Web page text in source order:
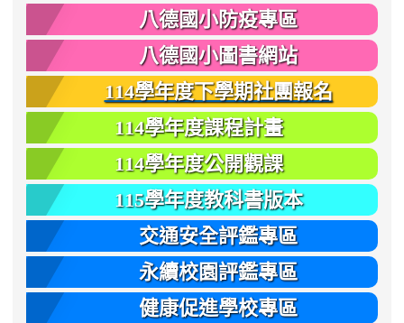
八德國小防疫專區
八德國小圖書網站
114學年度下學期社團報名
114學年度課程計畫
114學年度公開觀課
115學年度教科書版本
交通安全評鑑專區
永續校園評鑑專區
健康促進學校專區